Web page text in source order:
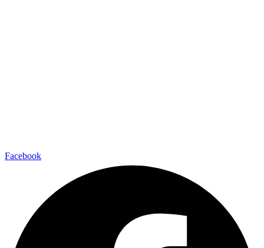
Facebook